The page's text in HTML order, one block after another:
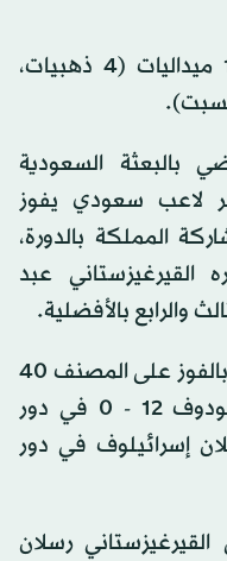
وارتفع الرصيد السعودي إلى 10 ميداليات (4 ذهبيات،
بالبعثة السعودية
لاعب سعودي يفوز
المملكة بالدورة،
القيرغيزستاني عبد
والرابع بالأفضلية.
وافتتح ندا مشواره مع البرونزية، بالفوز على المصنف 40
عالمياً، الطاجيكستاني رحيم خودوف 12 - 0 في دور
إسرائيلوف في دور
رسلان